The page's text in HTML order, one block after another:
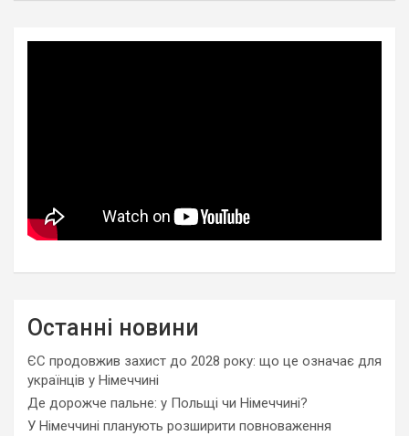
Останні новини
ЄС продовжив захист до 2028 року: що це означає для
українців у Німеччині
Де дорожче пальне: у Польщі чи Німеччині?
У Німеччині планують розширити повноваження